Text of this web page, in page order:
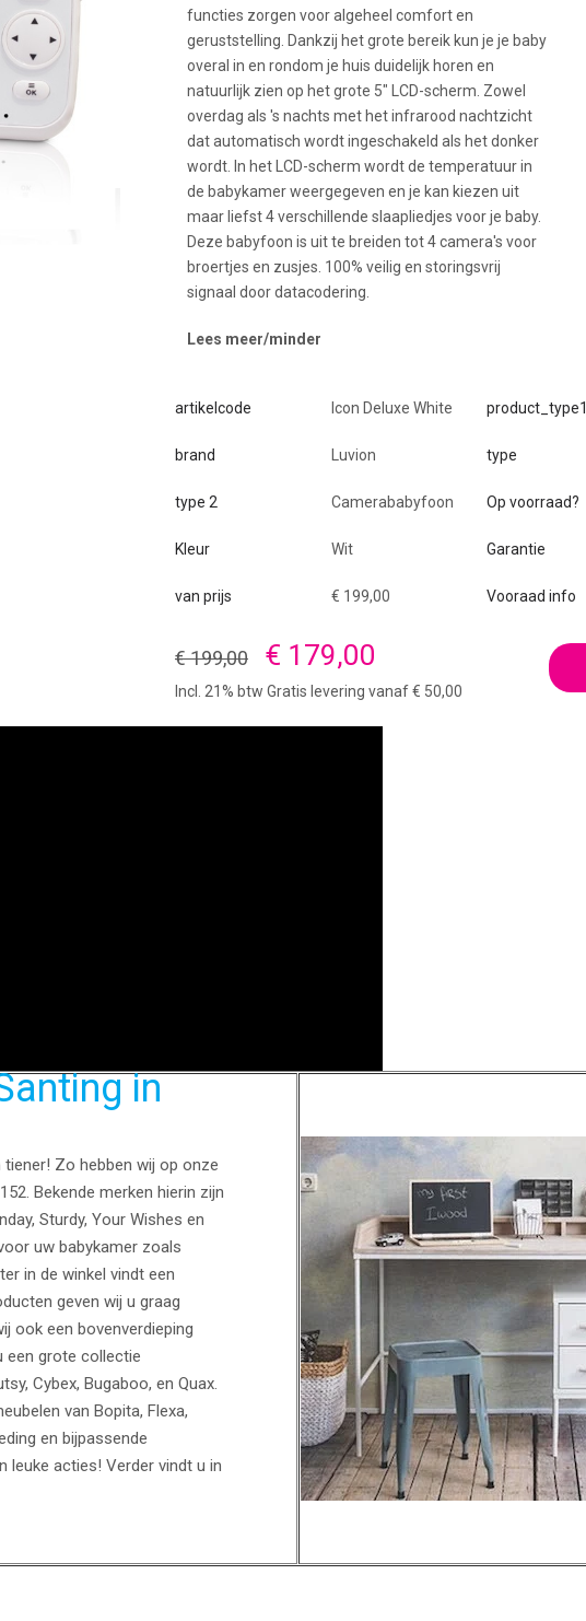
functies zorgen voor algeheel comfort en
geruststelling. Dankzij het grote bereik kun je je baby
overal in en rondom je huis duidelijk horen en
natuurlijk zien op het grote 5" LCD-scherm. Zowel
overdag als 's nachts met het infrarood nachtzicht
dat automatisch wordt ingeschakeld als het donker
wordt. In het LCD-scherm wordt de temperatuur in
de babykamer weergegeven en je kan kiezen uit
maar liefst 4 verschillende slaapliedjes voor je baby.
Deze babyfoon is uit te breiden tot 4 camera's voor
broertjes en zusjes. 100% veilig en storingsvrij
signaal door datacodering.
Lees meer/minder
artikelcode Icon Deluxe White product_type1
brand Luvion type
type 2 Camerababyfoon Op voorraad?
Kleur Wit Garantie
van prijs € 199,00 Vooraad info
€ 199,00 € 179,00
Incl. 21% btw Gratis levering vanaf € 50,00
in
Zo hebben wij op onze
Bekende merken hierin zijn
Sturdy, Your Wishes en
uw babykamer zoals
in de winkel vindt een
geven wij u graag
ook een bovenverdieping
een grote collectie
Cybex, Bugaboo, en Quax.
van Bopita, Flexa,
en bijpassende
leuke acties! Verder vindt u in